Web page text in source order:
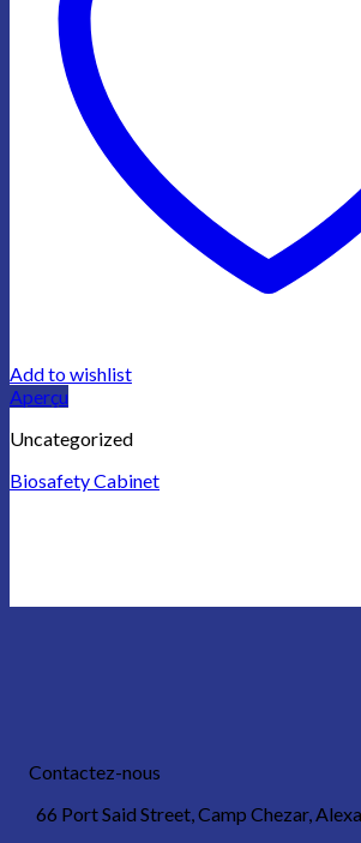
Add to wishlist
Aperçu
Uncategorized
Biosafety Cabinet
Contactez-nous
66 Port Said Street, Camp Chezar,